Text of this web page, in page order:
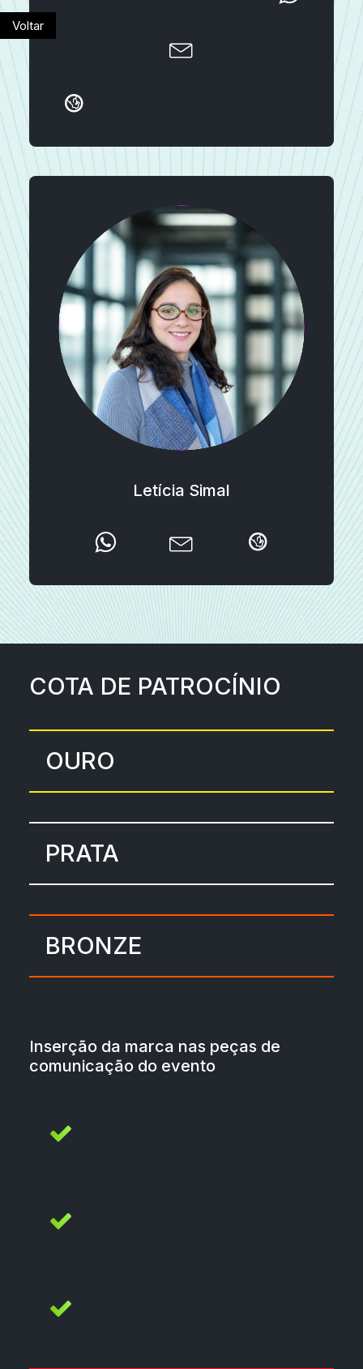
Letícia Simal
COTA DE PATROCÍNIO
OURO
PRATA
BRONZE
Inserção da marca nas peças de
comunicação do evento
Voltar